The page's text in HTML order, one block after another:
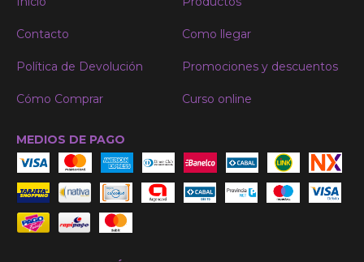
Contacto Como llegar
Política de Devolución Promociones y descuentos
Cómo Comprar Curso online
MEDIOS DE PAGO